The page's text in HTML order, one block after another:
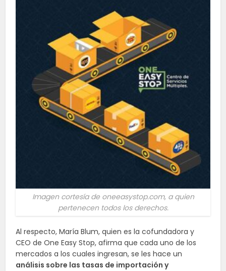
Imagen cortesía de oneeasystop.com, a quien
pertenecen todos los derechos.
Al respecto, María Blum, quien es la cofundadora y
CEO de One Easy Stop, afirma que cada uno de los
mercados a los cuales ingresan, se les hace un
análisis sobre las tasas de importación y